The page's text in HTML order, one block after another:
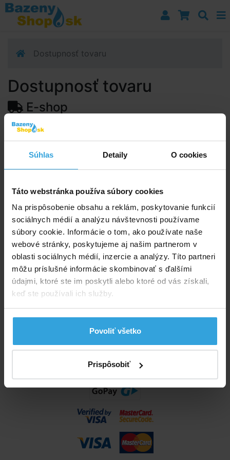
Súhlas Detaily O cookies
Táto webstránka používa súbory cookies
Na prispôsobenie obsahu a reklám, poskytovanie funkcií
sociálnych médií a analýzu návštevnosti používame
súbory cookie. Informácie o tom, ako používate naše
webové stránky, poskytujeme aj našim partnerom v
oblasti sociálnych médií, inzercie a analýzy. Títo partneri
môžu príslušné informácie skombinovať s ďalšími
údajmi, ktoré ste im poskytli alebo ktoré od vás získali,
keď ste používali ich služby.
Povoliť všetko
Prispôsobiť
Prejsť k navigácii
Prejsť na obsah
Prejsť k bočnému stĺpci
Dostupnosť tovaru
Dostupnosť tovaru
E-shop
Dostupnosť:
výdajné miesto:
12.08.2026
môže sa zmeniť.
Poradíme vám!
info@bazenyshop.sk
02 2057 0035
Telefónne číslo neslúži na objednaní tovaru
Všetko o nákupe
Obchodné podmienky
Možnosti dopravy a platby
Reklamácie
Odstúpenie od zmluvy